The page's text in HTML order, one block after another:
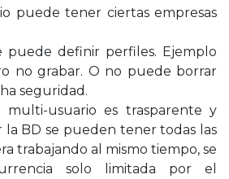
puede tener ciertas empresas
definir perfiles. Ejemplo
no grabar. O no puede borrar
seguridad.
usuario es trasparente y
la BD se pueden tener todas las
trabajando al mismo tiempo, se
solo limitada por el